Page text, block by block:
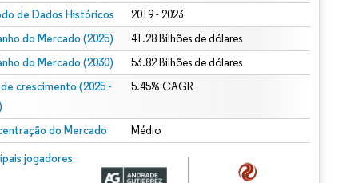
de Dados Históricos 2019 - 2023
do Mercado (2025) 41.28 Bilhões de dólares
do Mercado (2030) 53.82 Bilhões de dólares
de crescimento (2025 -
5.45% CAGR
do Mercado Médio
jogadores
© Mordor Intelligence. O reuso requer atribuição conforme CC BY 4.0.
conforme CC BY 4.0.